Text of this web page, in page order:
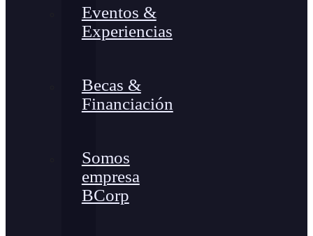
Eventos &
Experiencias
Becas &
Financiación
Somos
empresa
BCorp